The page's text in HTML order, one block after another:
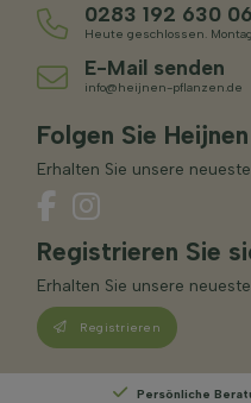
0283 192 630 06
Heute geschlossen.
E-Mail senden
info@heijnen-pflanzen.de
Folgen Sie
Erhalten Sie unsere
Registrieren Sie
Erhalten Sie unsere
Registrieren
von unseren Experten